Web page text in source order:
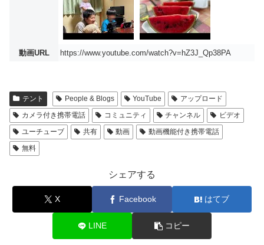
動画URL https://www.youtube.com/watch?v=hZ3J_Qp38PA
テント People & Blogs YouTube
アップロード
カメラ付き携帯電話
コミュニティ チャンネル
ビデオ
ユーチューブ
共有 動画
動画機能付き携帯電話
無料
シェアする
X Facebook はてブ
LINE コピー